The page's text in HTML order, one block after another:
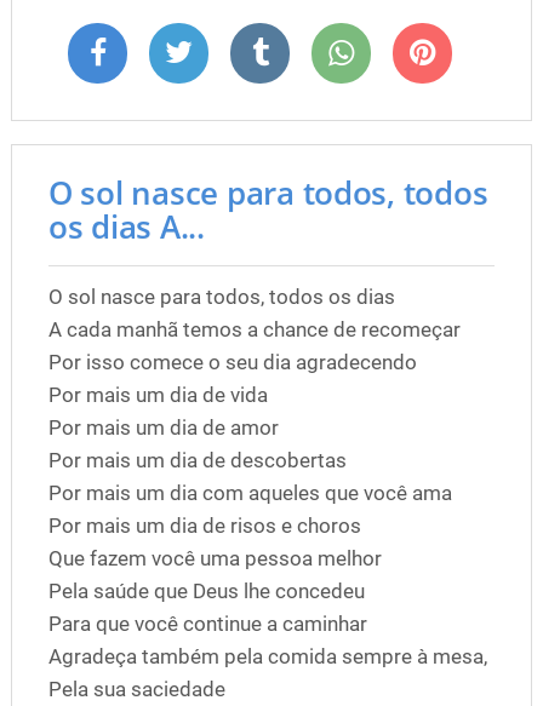
O sol nasce para todos, todos
os dias A...
O sol nasce para todos, todos os dias
A cada manhã temos a chance de recomeçar
Por isso comece o seu dia agradecendo
Por mais um dia de vida
Por mais um dia de amor
Por mais um dia de descobertas
Por mais um dia com aqueles que você ama
Por mais um dia de risos e choros
Que fazem você uma pessoa melhor
Pela saúde que Deus lhe concedeu
Para que você continue a caminhar
Agradeça também pela comida sempre à mesa,
Pela sua saciedade